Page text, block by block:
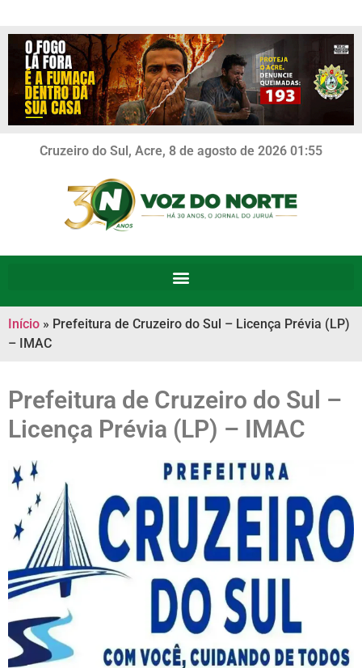
Cruzeiro do Sul, Acre, 8 de agosto de 2026 01:55
Início » Prefeitura de Cruzeiro do Sul – Licença Prévia (LP)
– IMAC
Prefeitura de Cruzeiro do Sul –
Licença Prévia (LP) – IMAC